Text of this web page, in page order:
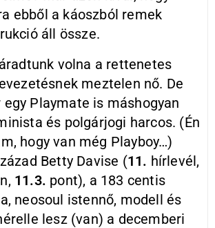
ebből a káoszból remek
áll össze.
volna a rettenetes
meztelen nő. De
Playmate is máshogyan
és polgárjogi harcos. (Én
hogy van még Playboy…)
Betty Davise (11. hírlevél,
11.3. pont), a 183 centis
neosoul istennő, modell és
lesz (van) a decemberi